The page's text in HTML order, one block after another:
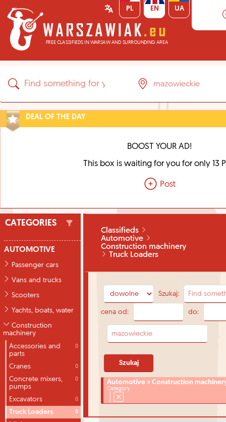
FREE CLASSIFIEDS IN WARSAW AND SURROUNDING AREA
PL EN UA
DEAL OF THE DAY
BOOST YOUR AD!
This box is waiting for you for only 13
Post
CATEGORIES
AUTOMOTIVE
Passenger cars
Vans and trucks
Scooters
Yachts, boats, water
Construction
machinery
Accessories and
parts
0
Cranes 0
Concrete mixers,
pumps
0
Excavators 0
Truck Loaders 0
Classifieds
Automotive
Construction machinery
Truck Loaders
Szukaj:
cena od: do:
Automotive » Construction
Category